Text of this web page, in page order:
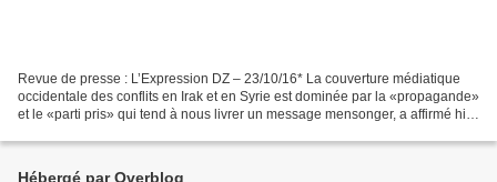
Revue de presse : L’Expression DZ – 23/10/16* La couverture médiatique
occidentale des conflits en Irak et en Syrie est dominée par la «propagande»
et le «parti pris» qui tend à nous livrer un message mensonger, a affirmé hier
Hébergé par Overblog